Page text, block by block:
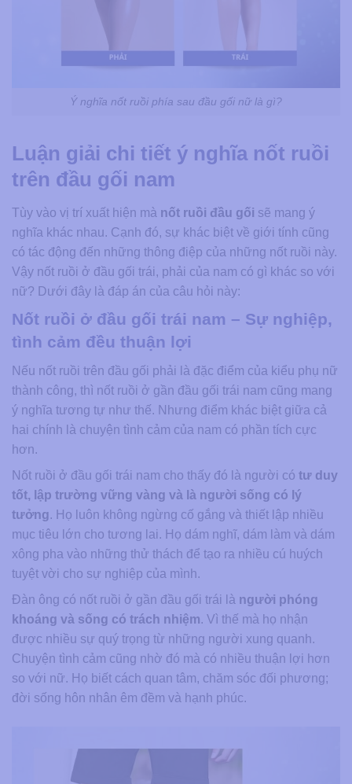
Ý nghĩa nốt ruồi phía sau đầu gối nữ là gì?
Luận giải chi tiết ý nghĩa nốt ruồi
trên đầu gối nam
Tùy vào vị trí xuất hiện mà nốt ruồi đầu gối sẽ mang ý
nghĩa khác nhau. Cạnh đó, sự khác biệt về giới tính cũng
có tác động đến những thông điệp của những nốt ruồi này.
Vậy nốt ruồi ở đầu gối trái, phải của nam có gì khác so với
nữ? Dưới đây là đáp án của câu hỏi này:
Nốt ruồi ở đầu gối trái nam – Sự nghiệp,
tình cảm đều thuận lợi
Nếu nốt ruồi trên đầu gối phải là đặc điểm của kiểu phụ nữ
thành công, thì nốt ruồi ở gần đầu gối trái nam cũng mang
ý nghĩa tương tự như thế. Nhưng điểm khác biệt giữa cả
hai chính là chuyện tình cảm của nam có phần tích cực
hơn.
Nốt ruồi ở đầu gối trái nam cho thấy đó là người có tư duy
tốt, lập trường vững vàng và là người sống có lý
tưởng. Họ luôn không ngừng cố gắng và thiết lập nhiều
mục tiêu lớn cho tương lai. Họ dám nghĩ, dám làm và dám
xông pha vào những thử thách để tạo ra nhiều cú huých
tuyệt vời cho sự nghiệp của mình.
Đàn ông có nốt ruồi ở gần đầu gối trái là người phóng
khoáng và sống có trách nhiệm. Vì thế mà họ nhận
được nhiều sự quý trọng từ những người xung quanh.
Chuyện tình cảm cũng nhờ đó mà có nhiều thuận lợi hơn
so với nữ. Họ biết cách quan tâm, chăm sóc đối phương;
đời sống hôn nhân êm đềm và hạnh phúc.